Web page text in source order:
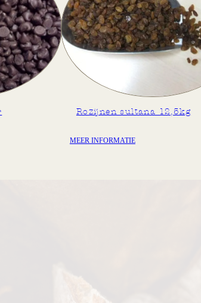
Rozijnen sultana 12,5kg
MEER INFORMATIE